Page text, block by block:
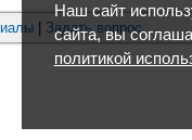
| Задать вопрос
Наш сайт
сайта, вы
политикой